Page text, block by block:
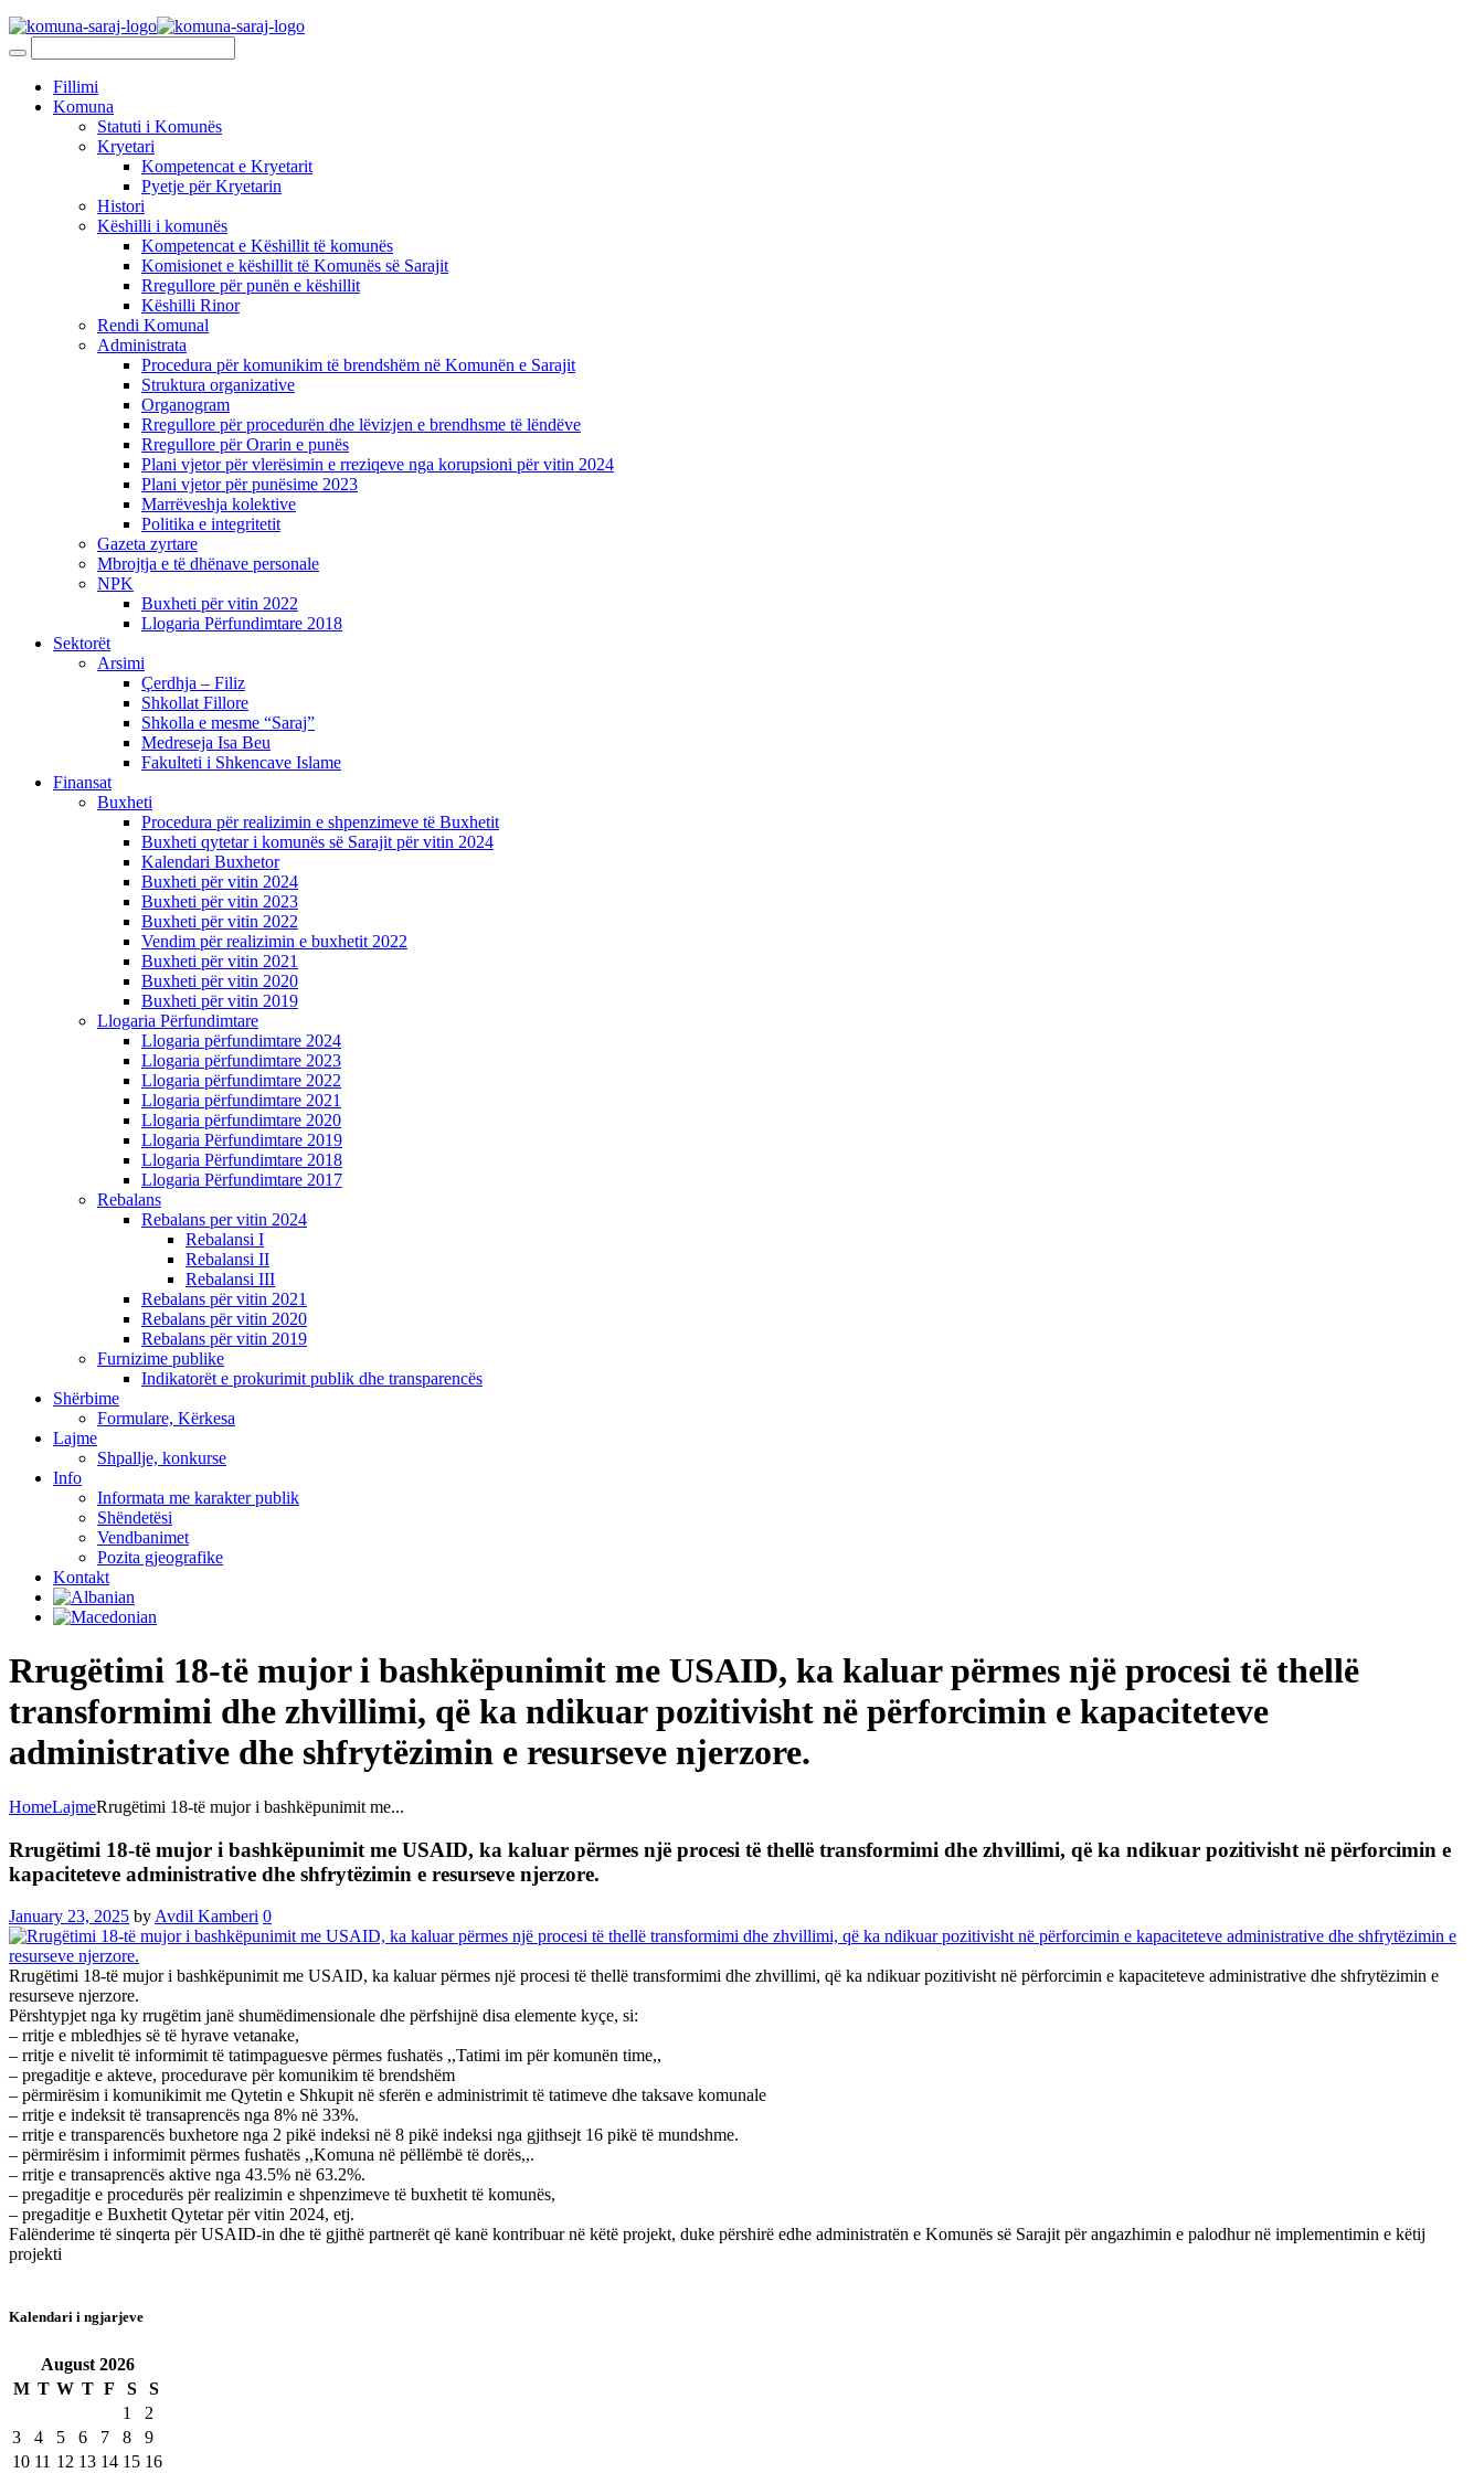
Fillimi
Komuna
Statuti i Komunës
Kryetari
Kompetencat e Kryetarit
Pyetje për Kryetarin
Histori
Këshilli i komunës
Kompetencat e Këshillit të komunës
Komisionet e këshillit të Komunës së Sarajit
Rregullore për punën e këshillit
Këshilli Rinor
Rendi Komunal
Administrata
Procedura për komunikim të brendshëm në Komunën e Sarajit
Struktura organizative
Organogram
Rregullore për procedurën dhe lëvizjen e brendhsme të lëndëve
Rregullore për Orarin e punës
Plani vjetor për vlerësimin e rreziqeve nga korupsioni për vitin 2024
Plani vjetor për punësime 2023
Marrëveshja kolektive
Politika e integritetit
Gazeta zyrtare
Mbrojtja e të dhënave personale
NPK
Buxheti për vitin 2022
Llogaria Përfundimtare 2018
Sektorët
Arsimi
Çerdhja – Filiz
Shkollat Fillore
Shkolla e mesme “Saraj”
Medreseja Isa Beu
Fakulteti i Shkencave Islame
Finansat
Buxheti
Procedura për realizimin e shpenzimeve të Buxhetit
Buxheti qytetar i komunës së Sarajit për vitin 2024
Kalendari Buxhetor
Buxheti për vitin 2024
Buxheti për vitin 2023
Buxheti për vitin 2022
Vendim për realizimin e buxhetit 2022
Buxheti për vitin 2021
Buxheti për vitin 2020
Buxheti për vitin 2019
Llogaria Përfundimtare
Llogaria përfundimtare 2024
Llogaria përfundimtare 2023
Llogaria përfundimtare 2022
Llogaria përfundimtare 2021
Llogaria përfundimtare 2020
Llogaria Përfundimtare 2019
Llogaria Përfundimtare 2018
Llogaria Përfundimtare 2017
Rebalans
Rebalans per vitin 2024
Rebalansi I
Rebalansi II
Rebalansi III
Rebalans për vitin 2021
Rebalans për vitin 2020
Rebalans për vitin 2019
Furnizime publike
Indikatorët e prokurimit publik dhe transparencës
Shërbime
Formulare, Kërkesa
Lajme
Shpallje, konkurse
Info
Informata me karakter publik
Shëndetësi
Vendbanimet
Pozita gjeografike
Kontakt
Rrugëtimi 18-të mujor i bashkëpunimit me USAID, ka kaluar përmes një procesi të thellë
transformimi dhe zhvillimi, që ka ndikuar pozitivisht në përforcimin e kapaciteteve
administrative dhe shfrytëzimin e resurseve njerzore.
HomeLajmeRrugëtimi 18-të mujor i bashkëpunimit me...
Rrugëtimi 18-të mujor i bashkëpunimit me USAID, ka kaluar përmes një procesi të thellë transformimi dhe zhvillimi, që ka ndikuar pozitivisht në përforcimin e
kapaciteteve administrative dhe shfrytëzimin e resurseve njerzore.
January 23, 2025 by Avdil Kamberi 0
Rrugëtimi 18-të mujor i bashkëpunimit me USAID, ka kaluar përmes një procesi të thellë transformimi dhe zhvillimi, që ka ndikuar pozitivisht në përforcimin e kapaciteteve administrative dhe shfrytëzimin e
resurseve njerzore.
Përshtypjet nga ky rrugëtim janë shumëdimensionale dhe përfshijnë disa elemente kyçe, si:
– rritje e mbledhjes së të hyrave vetanake,
– rritje e nivelit të informimit të tatimpaguesve përmes fushatës ,,Tatimi im për komunën time,,
– pregaditje e akteve, procedurave për komunikim të brendshëm
– përmirësim i komunikimit me Qytetin e Shkupit në sferën e administrimit të tatimeve dhe taksave komunale
– rritje e indeksit të transaprencës nga 8% në 33%.
– rritje e transparencës buxhetore nga 2 pikë indeksi në 8 pikë indeksi nga gjithsejt 16 pikë të mundshme.
– përmirësim i informimit përmes fushatës ,,Komuna në pëllëmbë të dorës,,.
– rritje e transaprencës aktive nga 43.5% në 63.2%.
– pregaditje e procedurës për realizimin e shpenzimeve të buxhetit të komunës,
– pregaditje e Buxhetit Qytetar për vitin 2024, etj.
Falënderime të sinqerta për USAID-in dhe të gjithë partnerët që kanë kontribuar në këtë projekt, duke përshirë edhe administratën e Komunës së Sarajit për angazhimin e palodhur në implementimin e këtij
projekti
Kalendari i ngjarjeve
August 2026
M T W T F S
S
1
2
3
4 5 6 7 8
9
10 11 12 13 14 15 16